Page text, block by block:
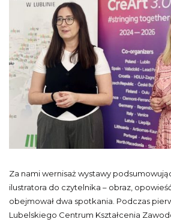
Za nami wernisaż wystawy
ilustratora do czytelnika – obraz,
obejmował dwa spotkania. Podczas
Lubelskiego Centrum Kształcenia